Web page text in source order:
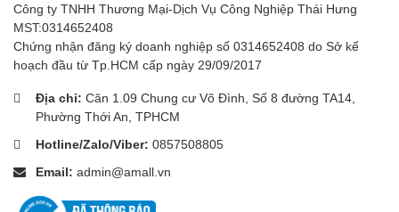
Công ty TNHH Thương Mại-Dịch Vụ Công Nghiệp Thái Hưng
MST:0314652408
Chứng nhận đăng ký doanh nghiệp số 0314652408 do Sở kế
hoạch đầu từ Tp.HCM cấp ngày 29/09/2017
Địa chỉ: Căn 1.09 Chung cư Võ Đình, Số 8 đường TA14,
Phường Thới An, TPHCM
Hotline/Zalo/Viber: 0857508805
Email: admin@amall.vn